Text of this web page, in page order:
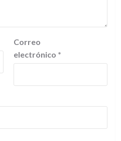
Correo
electrónico *